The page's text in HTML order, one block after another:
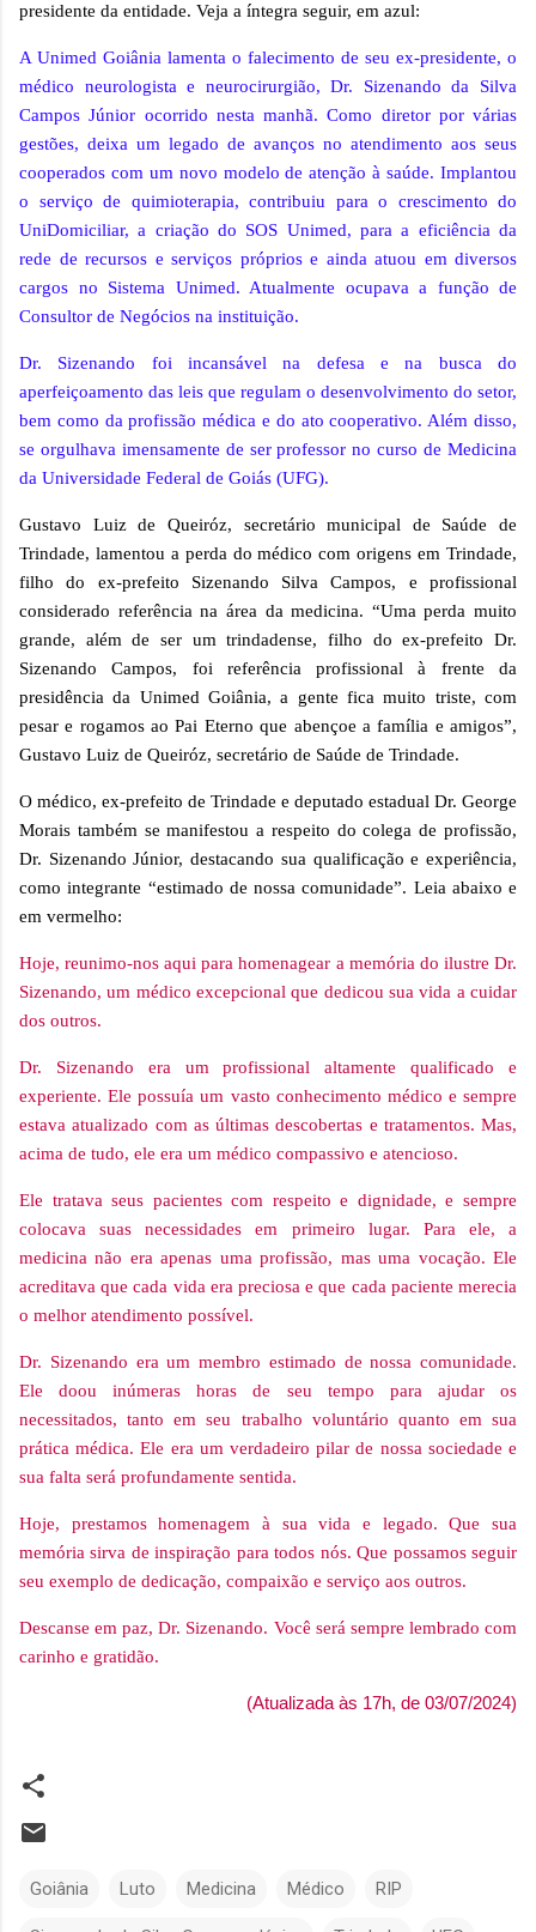
presidente da entidade. Veja a íntegra seguir, em azul:
A Unimed Goiânia lamenta o falecimento de seu ex-presidente, o
médico neurologista e neurocirurgião, Dr. Sizenando da Silva
Campos Júnior ocorrido nesta manhã. Como diretor por várias
gestões, deixa um legado de avanços no atendimento aos seus
cooperados com um novo modelo de atenção à saúde. Implantou
o serviço de quimioterapia, contribuiu para o crescimento do
UniDomiciliar, a criação do SOS Unimed, para a eficiência da
rede de recursos e serviços próprios e ainda atuou em diversos
cargos no Sistema Unimed. Atualmente ocupava a função de
Consultor de Negócios na instituição.
Dr. Sizenando foi incansável na defesa e na busca do
aperfeiçoamento das leis que regulam o desenvolvimento do setor,
bem como da profissão médica e do ato cooperativo. Além disso,
se orgulhava imensamente de ser professor no curso de Medicina
da Universidade Federal de Goiás (UFG).
Gustavo Luiz de Queiróz, secretário municipal de Saúde de
Trindade, lamentou a perda do médico com origens em Trindade,
filho do ex-prefeito Sizenando Silva Campos, e profissional
considerado referência na área da medicina. “Uma perda muito
grande, além de ser um trindadense, filho do ex-prefeito Dr.
Sizenando Campos, foi referência profissional à frente da
presidência da Unimed Goiânia, a gente fica muito triste, com
pesar e rogamos ao Pai Eterno que abençoe a família e amigos”,
Gustavo Luiz de Queiróz, secretário de Saúde de Trindade.
O médico, ex-prefeito de Trindade e deputado estadual Dr. George
Morais também se manifestou a respeito do colega de profissão,
Dr. Sizenando Júnior, destacando sua qualificação e experiência,
como integrante “estimado de nossa comunidade”. Leia abaixo e
em vermelho:
Hoje, reunimo-nos aqui para homenagear a memória do ilustre Dr.
Sizenando, um médico excepcional que dedicou sua vida a cuidar
dos outros.
Dr. Sizenando era um profissional altamente qualificado e
experiente. Ele possuía um vasto conhecimento médico e sempre
estava atualizado com as últimas descobertas e tratamentos. Mas,
acima de tudo, ele era um médico compassivo e atencioso.
Ele tratava seus pacientes com respeito e dignidade, e sempre
colocava suas necessidades em primeiro lugar. Para ele, a
medicina não era apenas uma profissão, mas uma vocação. Ele
acreditava que cada vida era preciosa e que cada paciente merecia
o melhor atendimento possível.
Dr. Sizenando era um membro estimado de nossa comunidade.
Ele doou inúmeras horas de seu tempo para ajudar os
necessitados, tanto em seu trabalho voluntário quanto em sua
prática médica. Ele era um verdadeiro pilar de nossa sociedade e
sua falta será profundamente sentida.
Hoje, prestamos homenagem à sua vida e legado. Que sua
memória sirva de inspiração para todos nós. Que possamos seguir
seu exemplo de dedicação, compaixão e serviço aos outros.
Descanse em paz, Dr. Sizenando. Você será sempre lembrado com
carinho e gratidão.
(Atualizada às 17h, de 03/07/2024)
Goiânia Luto Medicina Médico RIP